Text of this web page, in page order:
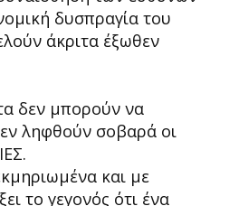
δυσπραγία του
άκριτα έξωθεν
δεν μπορούν να
ληφθούν σοβαρά οι
και με
το γεγονός ότι ένα